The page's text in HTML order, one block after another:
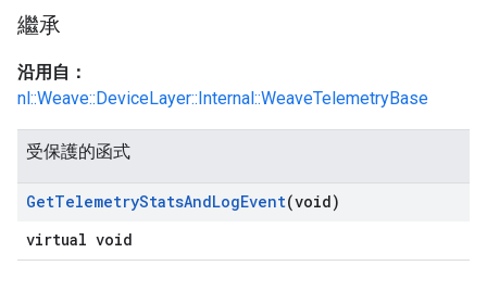
繼承
沿用自：
nl::Weave::DeviceLayer::Internal::WeaveTelemetryBase
受保護的函式
GetTelemetryStatsAndLogEvent(void)
virtual void